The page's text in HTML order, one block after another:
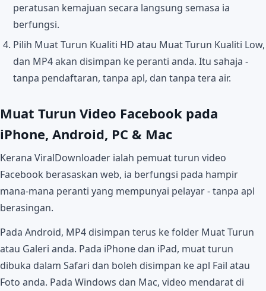
peratusan kemajuan secara langsung semasa ia
berfungsi.
Pilih Muat Turun Kualiti HD atau Muat Turun Kualiti Low,
dan MP4 akan disimpan ke peranti anda. Itu sahaja -
tanpa pendaftaran, tanpa apl, dan tanpa tera air.
Muat Turun Video Facebook pada
iPhone, Android, PC & Mac
Kerana ViralDownloader ialah pemuat turun video
Facebook berasaskan web, ia berfungsi pada hampir
mana-mana peranti yang mempunyai pelayar - tanpa apl
berasingan.
Pada Android, MP4 disimpan terus ke folder Muat Turun
atau Galeri anda. Pada iPhone dan iPad, muat turun
dibuka dalam Safari dan boleh disimpan ke apl Fail atau
Foto anda. Pada Windows dan Mac, video mendarat di